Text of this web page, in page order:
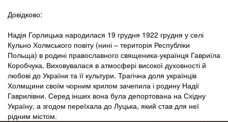
Довідково:
Надія Горлицька народилася 19 грудня 1922 грудня у селі
Кульно Холмського повіту (нині – територія Республіки
Польща) в родині православного священика-українця Гавриїла
Коробчука. Виховувалася в атмосфері високої духовності й
любові до України та її культури. Трагічна доля українців
Холмщини своїм чорним крилом зачепила і родину Надії
Гаврилівни. Серед інших вона була депортована на Східну
Україну, а згодом переїхала до Луцька, який став для неї
рідним містом.